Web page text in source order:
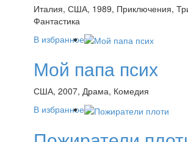
Италия, США, 1989, Приключения,
Фантастика
В избранное
Мой папа псих
США, 2007, Драма, Комедия
В избранное